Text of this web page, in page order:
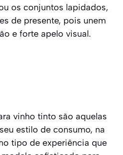
os conjuntos lapidados,
de presente, pois unem
e forte apelo visual.
vinho tinto são aquelas
estilo de consumo, na
tipo de experiência que